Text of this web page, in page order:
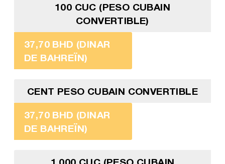
100 CUC (PESO CUBAIN
CONVERTIBLE)
37,70 BHD (DINAR
DE BAHREÏN)
CENT PESO CUBAIN CONVERTIBLE
37,70 BHD (DINAR
DE BAHREÏN)